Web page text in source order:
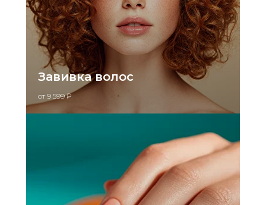
Завивка волос
от 9 599 ₽